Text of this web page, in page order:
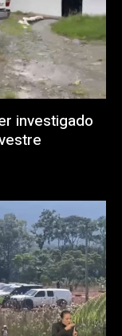
investigado